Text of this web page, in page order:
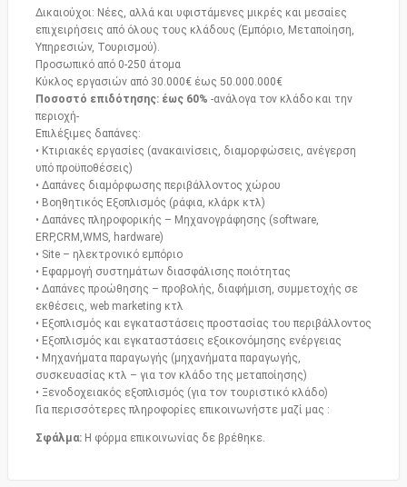
Δικαιούχοι: Νέες, αλλά και υφιστάμενες μικρές και μεσαίες
επιχειρήσεις από όλους τους κλάδους (Εμπόριο, Μεταποίηση,
Υπηρεσιών, Τουρισμού).
Προσωπικό από 0-250 άτομα
Κύκλος εργασιών από 30.000€ έως 50.000.000€
Ποσοστό επιδότησης: έως 60% -ανάλογα τον κλάδο και την
περιοχή-
Επιλέξιμες δαπάνες:
• Κτιριακές εργασίες (ανακαινίσεις, διαμορφώσεις, ανέγερση
υπό προϋποθέσεις)
• Δαπάνες διαμόρφωσης περιβάλλοντος χώρου
• Βοηθητικός Εξοπλισμός (ράφια, κλάρκ κτλ)
• Δαπάνες πληροφορικής – Μηχανογράφησης (software,
ERP,CRM,WMS, hardware)
• Site – ηλεκτρονικό εμπόριο
• Εφαρμογή συστημάτων διασφάλισης ποιότητας
• Δαπάνες προώθησης – προβολής, διαφήμιση, συμμετοχής σε
εκθέσεις, web marketing κτλ
• Εξοπλισμός και εγκαταστάσεις προστασίας του περιβάλλοντος
• Εξοπλισμός και εγκαταστάσεις εξοικονόμησης ενέργειας
• Μηχανήματα παραγωγής (μηχανήματα παραγωγής,
συσκευασίας κτλ – για τον κλάδο της μεταποίησης)
• Ξενοδοχειακός εξοπλισμός (για τον τουριστικό κλάδο)
Για περισσότερες πληροφορίες επικοινωνήστε μαζί μας :
Σφάλμα: Η φόρμα επικοινωνίας δε βρέθηκε.